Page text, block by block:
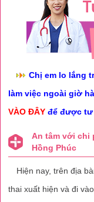
Chị em lo lắng
làm việc ngoài giờ
VÀO ĐÂY để được tư
An tâm với chi
Hồng Phúc
Hiện nay, trên địa
thai xuất hiện và đi